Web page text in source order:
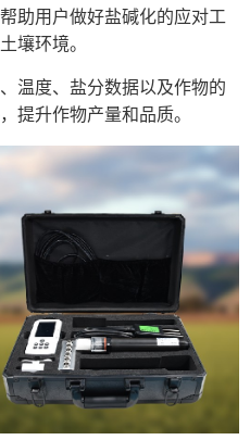
助用户做好盐碱化的应对工
壤环境。
温度、盐分数据以及作物的
提升作物产量和品质。